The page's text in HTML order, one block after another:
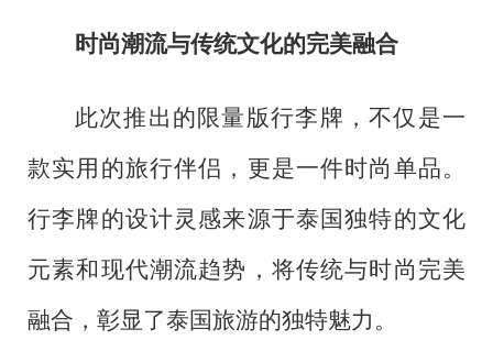
时尚潮流与传统文化的完美融合
此次推出的限量版行李牌，不仅是一
款实用的旅行伴侣，更是一件时尚单品。
行李牌的设计灵感来源于泰国独特的文化
元素和现代潮流趋势，将传统与时尚完美
融合，彰显了泰国旅游的独特魅力。